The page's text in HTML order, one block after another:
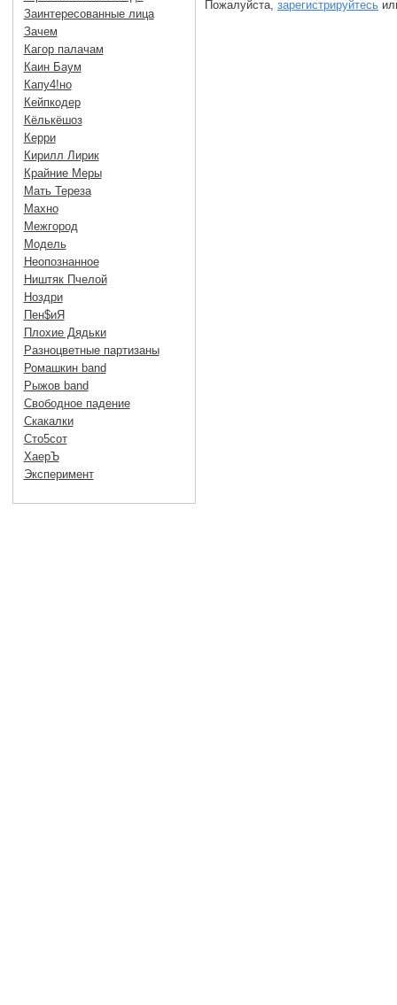
Пожалуйста, зарегистрируйтесь
Заинтересованные лица
Зачем
Кагор палачам
Каин Баум
Капу4!но
Кейпкодер
Кёлькёшоз
Керри
Кирилл Лирик
Крайние Меры
Мать Тереза
Махно
Межгород
Модель
Неопознанное
Ништяк Пчелой
Ноздри
Пен$иЯ
Плохие Дядьки
Разноцветные партизаны
Ромашкин band
Рыжов band
Свободное падение
Скакалки
Сто5сот
ХаерЪ
Эксперимент